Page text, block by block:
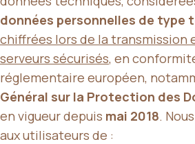
données personnelles de type
chiffrées lors de la transmission
serveurs sécurisés, en
réglementaire européen,
Général sur la Protection des
en vigueur depuis mai 2018.
aux utilisateurs de :